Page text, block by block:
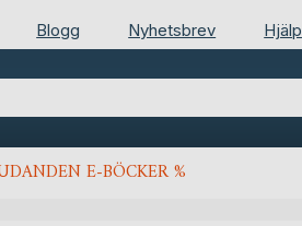
Blogg Nyhetsbrev Hjälp
E-BÖCKER %